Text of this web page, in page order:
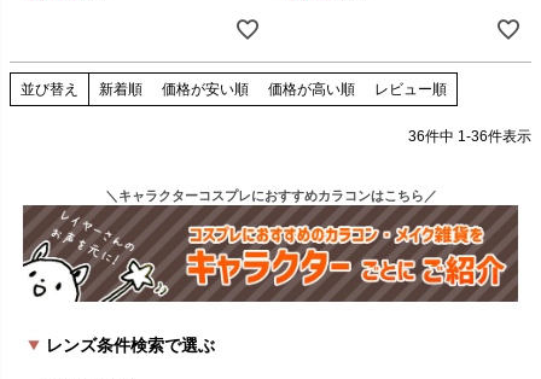
並び替え 新着順 価格が安い順 価格が高い順 レビュー順
36件中 1 -36件表示
＼キャラクターコスプレにおすすめカラコンはこちら／
レンズ条件検索で選ぶ